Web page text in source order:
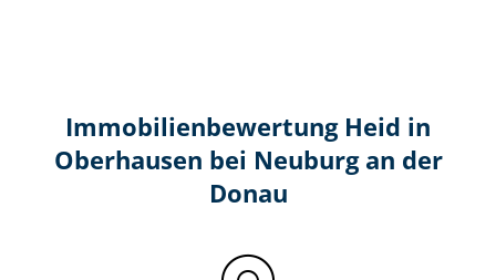
Immobilien­bewertung Heid in
Oberhausen bei Neuburg an der
Donau